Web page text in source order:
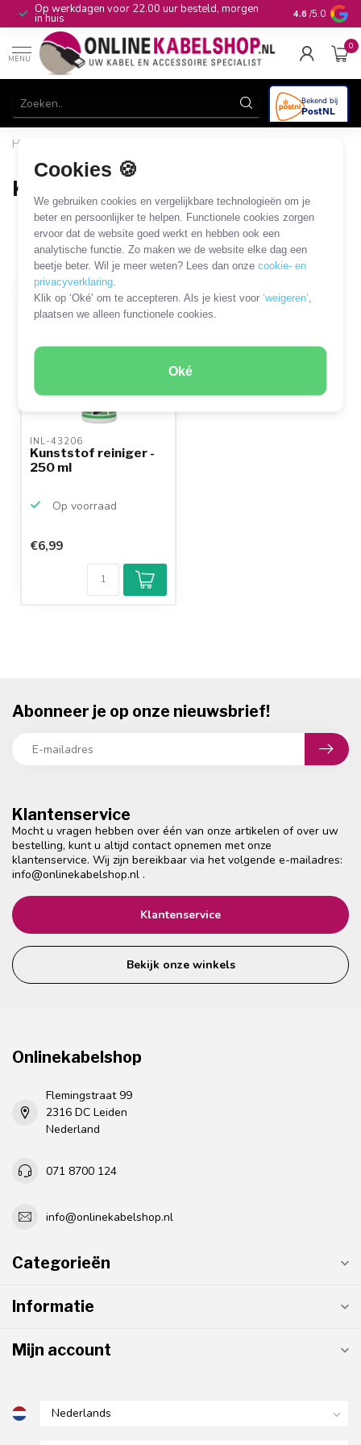
Cookies 🍪
We gebruiken cookies en vergelijkbare technologieën om je
beter en persoonlijker te helpen. Functionele cookies zorgen
ervoor dat de website goed werkt en hebben ook een
analytische functie. Zo maken we de website elke dag een
beetje beter. Wil je meer weten? Lees dan onzecookie- en
privacyverklaring
Klik op ‘Oké’ om te accepteren. Als je kiest voor‘weigeren’
plaatsen we alleen functionele cookies.
Oké
Op werkdagen voor 22.00 uur besteld, morgen
in huis 10+jaar
4.6 /5.0
MENU
0
Home
Kunststof reiniger
Kunststof reiniger
1 PRODUCT
Filters SORTEER OP
INL-43206
Kunststof reiniger -
250 ml
Op voorraad
€6,99
Klantenservice
Mocht u vragen hebben over één van onze artikelen of over uw
bestelling, kunt u altijd contact opnemen met onze
klantenservice. Wij zijn bereikbaar via het volgende e-mailadres:
info@onlinekabelshop.nl .
Klantenservice
Bekijk onze winkels
Abonneer je op onze nieuwsbrief!
Onlinekabelshop
Flemingstraat 99
2316 DC Leiden
Nederland
071 8700 124
info@onlinekabelshop.nl
Categorieën
Informatie
Mijn account